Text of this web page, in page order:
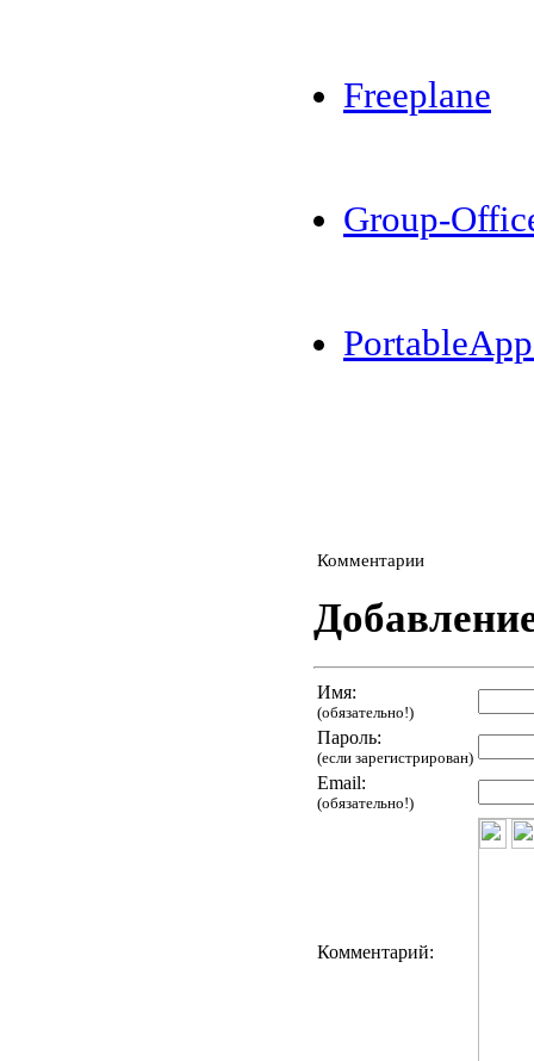
Freeplane
Group-
Комментарии
Имя:
(обязательно!)
Пароль:
(если зарегистрирован)
Email:
(обязательно!)
Комментарий: